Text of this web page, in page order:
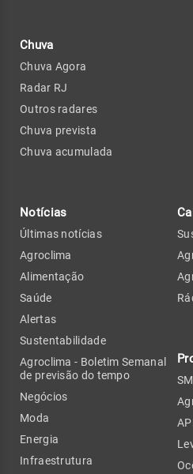
Chuva
Chuva Agora
Radar RJ
Outros radares
Chuva prevista
Chuva acumulada
Notícias
Últimas notícias
Agroclima
Alimentação
Saúde
Alertas
Sustentabilidade
Agroclima - Boletim Semanal
de previsão do tempo
Negócios
Moda
Energia
Infraestrutura